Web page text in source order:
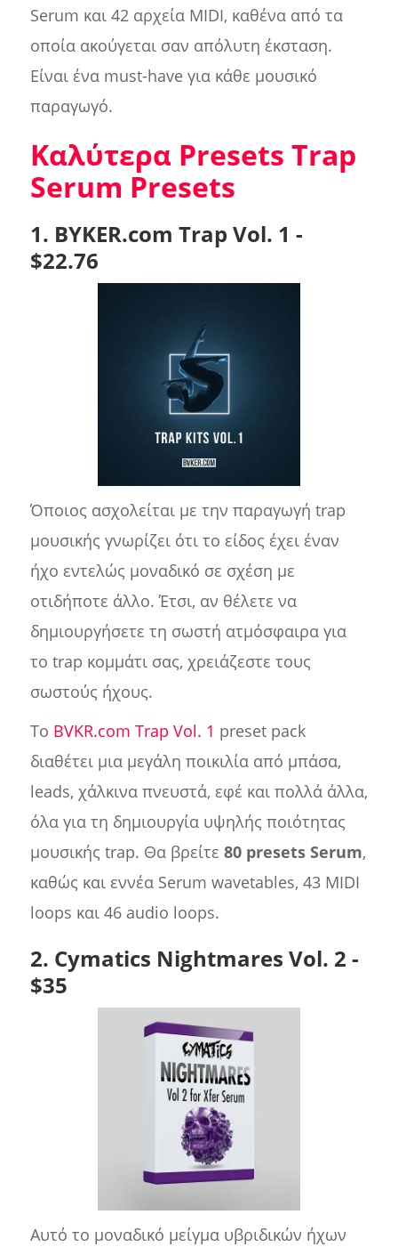
Serum και 42 αρχεία MIDI, καθένα από τα
οποία ακούγεται σαν απόλυτη έκσταση.
Είναι ένα must-have για κάθε μουσικό
παραγωγό.
Καλύτερα Presets Trap
Serum Presets
1. BYKER.com Trap Vol. 1 -
$22.76
Όποιος ασχολείται με την παραγωγή trap
μουσικής γνωρίζει ότι το είδος έχει έναν
ήχο εντελώς μοναδικό σε σχέση με
οτιδήποτε άλλο. Έτσι, αν θέλετε να
δημιουργήσετε τη σωστή ατμόσφαιρα για
το trap κομμάτι σας, χρειάζεστε τους
σωστούς ήχους.
Το BVKR.com Trap Vol. 1 preset pack
διαθέτει μια μεγάλη ποικιλία από μπάσα,
leads, χάλκινα πνευστά, εφέ και πολλά άλλα,
όλα για τη δημιουργία υψηλής ποιότητας
μουσικής trap. Θα βρείτε 80 presets Serum,
καθώς και εννέα Serum wavetables, 43 MIDI
loops και 46 audio loops.
2. Cymatics Nightmares Vol. 2 -
$35
Αυτό το μοναδικό μείγμα υβριδικών ήχων